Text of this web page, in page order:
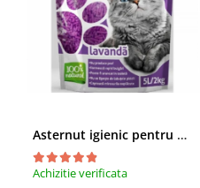
Asternut igienic pentru pisici Tofu Lavanda, Mon Petit 5 l
Achizitie verificata